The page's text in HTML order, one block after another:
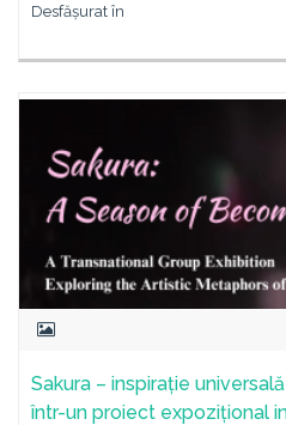
Desfășurat în
Sakura – inspirație
într-un proiect expozițional